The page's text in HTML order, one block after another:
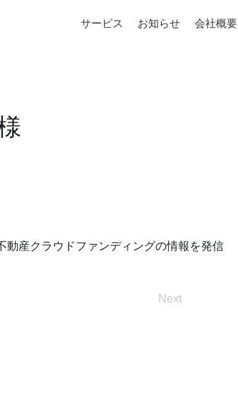
サービス お知らせ 会社概要
動産クラウドファンディングの情報を発信
Next